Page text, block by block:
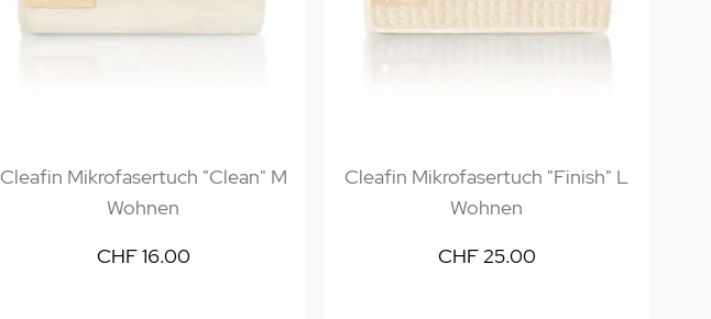
Cleafin Mikrofasertuch "Clean" M
Wohnen
CHF 16.00
Cleafin Mikrofasertuch "Finish" L
Wohnen
CHF 25.00